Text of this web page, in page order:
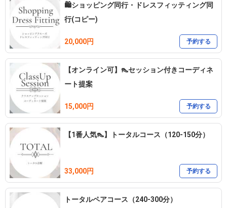
診断だけで終わらない、感性と未来を育てるサポート。
人気No.1 トータルビューティーコース
🛍️ショッピング同行・ドレスフィッティング同
行(コピー)
20,000円 予約する
【オンライン可】👠セッション付きコーディネ
ート提案
15,000円 予約する
【1番人気👠】トータルコース（120-150分）
33,000円 予約する
トータルペアコース（240-300分）